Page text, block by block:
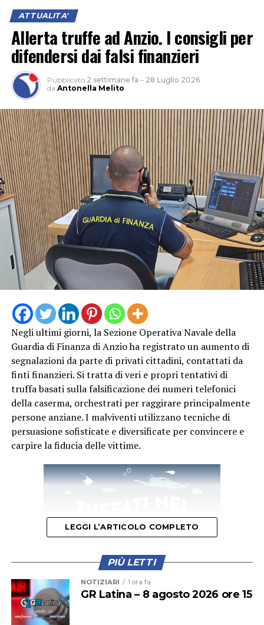
I Patti Sicurezza promuoveranno una collaborazione
sinergica tra Prefettura, Regione e Comune per
garantire elevati standard di sicurezza e prevenzione
nelle aree maggiormente esposte a degrado e illegalità,
l’installazione di impianti di videosorveglianza,
l’istituzione presso la Prefettura di Roma di una Cabina
di regia integrata dalle Forze di polizia con compiti di
verifica semestrale sull’attuazione del Patto, a fronte di
apposita relazione inoltrata dal Comune.
Ad Anzio gli impianti di videosorveglianza saranno
installati in5 siti strategici nel centro cittadino per
un totale di 17 nuove telecamere. L’obiettivo è creare
un modello avanzato di sicurezza integrata per
aumentare l’indice di sorvegliabilità delle aree a maggior
rischio e si unisce a un parallelo intervento del Comune
A Nettuno saranno installate12 telecamere e un
consentiranno un drastico abbattimento dei costi di
scavo continuo fino alla centrale operativa, garantendo
al contempo requisiti elevati di velocità, sicurezza e
protezione dei dati personali.
ATTUALITA'
Allerta truffe ad Anzio. I consigli per
difendersi dai falsi finanzieri
Pubblicato 2 settimane fa – 28 Luglio 2026
da Antonella Melito
Negli ultimi giorni, la Sezione Operativa Navale della
Guardia di Finanza di Anzio ha registrato un aumento di
segnalazioni da parte di privati cittadini, contattati da
finti finanzieri. Si tratta di veri e propri tentativi di
truffa basati sulla falsificazione dei numeri telefonici
della caserma, orchestrati per raggirare principalmente
persone anziane. I malviventi utilizzano tecniche di
persuasione sofisticate e diversificate per convincere e
carpire la fiducia delle vittime.
LEGGI L’ARTICOLO COMPLETO
PIÙ LETTI
NOTIZIARI 1 ora fa
GR Latina – 8 agosto 2026 ore 15